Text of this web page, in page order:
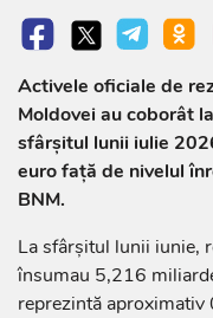
Activele oficiale de
Moldovei au coborât
sfârșitul lunii iulie
euro față de nivelul
BNM.
La sfârșitul lunii iunie,
însumau 5,216
reprezintă aproximativ